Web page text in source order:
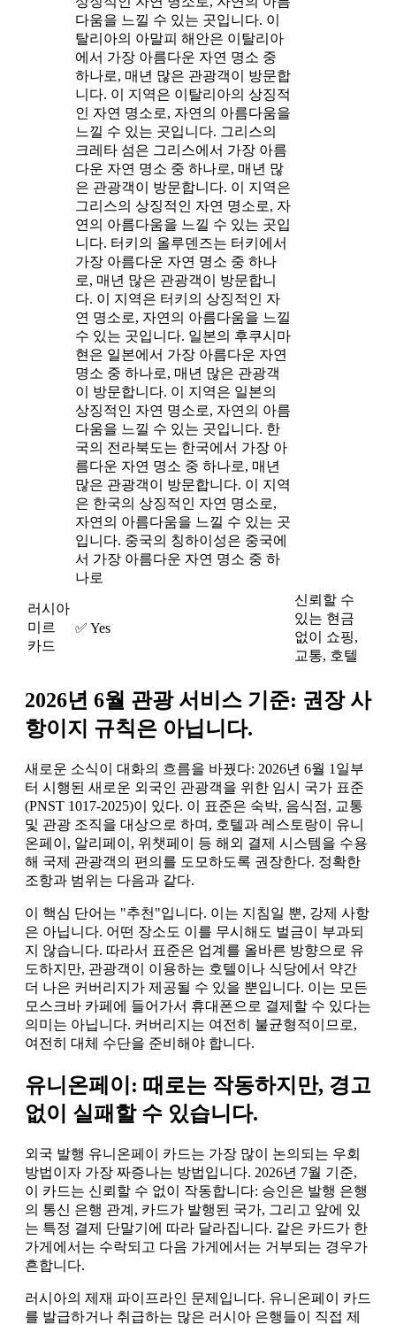
다움을 느낄 수 있는 곳입니다. 이
탈리아의 아말피 해안은 이탈리아
에서 가장 아름다운 자연 명소 중
하나로, 매년 많은 관광객이 방문합
니다. 이 지역은 이탈리아의 상징적
인 자연 명소로, 자연의 아름다움을
느낄 수 있는 곳입니다. 그리스의
크레타 섬은 그리스에서 가장 아름
다운 자연 명소 중 하나로, 매년 많
은 관광객이 방문합니다. 이 지역은
그리스의 상징적인 자연 명소로, 자
연의 아름다움을 느낄 수 있는 곳입
니다. 터키의 올루덴즈는 터키에서
가장 아름다운 자연 명소 중 하나
로, 매년 많은 관광객이 방문합니
다. 이 지역은 터키의 상징적인 자
연 명소로, 자연의 아름다움을 느낄
수 있는 곳입니다. 일본의 후쿠시마
현은 일본에서 가장 아름다운 자연
명소 중 하나로, 매년 많은 관광객
이 방문합니다. 이 지역은 일본의
상징적인 자연 명소로, 자연의 아름
다움을 느낄 수 있는 곳입니다. 한
국의 전라북도는 한국에서 가장 아
름다운 자연 명소 중 하나로, 매년
많은 관광객이 방문합니다. 이 지역
은 한국의 상징적인 자연 명소로,
자연의 아름다움을 느낄 수 있는 곳
입니다. 중국의 칭하이성은 중국에
서 가장 아름다운 자연 명소 중 하
나로
러시아
미르
카드
✅ Yes
신뢰할 수
있는 현금
없이 쇼핑,
교통, 호텔
2026년 6월 관광 서비스 기준: 권장 사
항이지 규칙은 아닙니다.
새로운 소식이 대화의 흐름을 바꿨다: 2026년 6월 1일부
터 시행된 새로운 외국인 관광객을 위한 임시 국가 표준
(PNST 1017-2025)이 있다. 이 표준은 숙박, 음식점, 교통
및 관광 조직을 대상으로 하며, 호텔과 레스토랑이 유니
온페이, 알리페이, 위챗페이 등 해외 결제 시스템을 수용
해 국제 관광객의 편의를 도모하도록 권장한다. 정확한
조항과 범위는 다음과 같다.
이 핵심 단어는 "추천"입니다. 이는 지침일 뿐, 강제 사항
은 아닙니다. 어떤 장소도 이를 무시해도 벌금이 부과되
지 않습니다. 따라서 표준은 업계를 올바른 방향으로 유
도하지만, 관광객이 이용하는 호텔이나 식당에서 약간
더 나은 커버리지가 제공될 수 있을 뿐입니다. 이는 모든
모스크바 카페에 들어가서 휴대폰으로 결제할 수 있다는
의미는 아닙니다. 커버리지는 여전히 불균형적이므로,
여전히 대체 수단을 준비해야 합니다.
유니온페이: 때로는 작동하지만, 경고
없이 실패할 수 있습니다.
외국 발행 유니온페이 카드는 가장 많이 논의되는 우회
방법이자 가장 짜증나는 방법입니다. 2026년 7월 기준,
이 카드는 신뢰할 수 없이 작동합니다: 승인은 발행 은행
의 통신 은행 관계, 카드가 발행된 국가, 그리고 앞에 있
는 특정 결제 단말기에 따라 달라집니다. 같은 카드가 한
가게에서는 수락되고 다음 가게에서는 거부되는 경우가
흔합니다.
러시아의 제재 파이프라인 문제입니다. 유니온페이 카드
를 발급하거나 취급하는 많은 러시아 은행들이 직접 제